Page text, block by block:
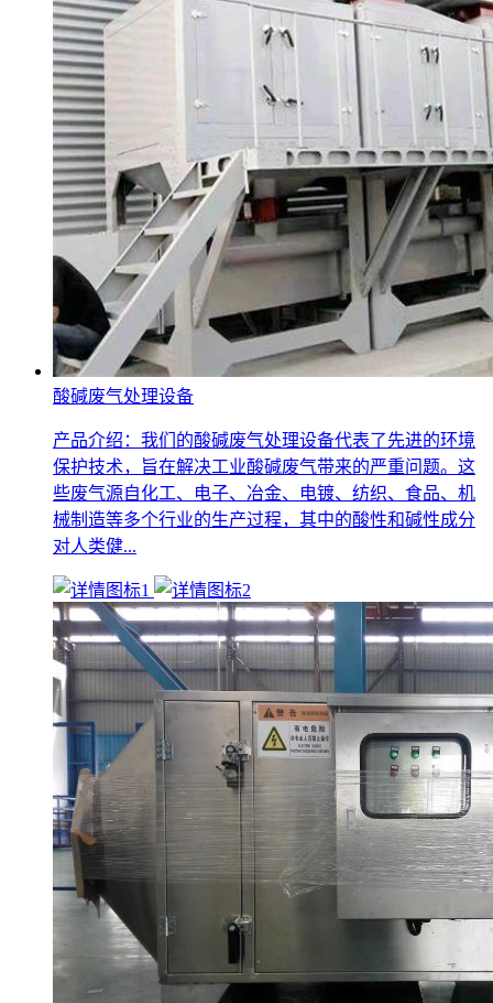
酸碱废气处理设备
产品介绍：我们的酸碱废气处理设备代表了先进的环境
保护技术，旨在解决工业酸碱废气带来的严重问题。这
些废气源自化工、电子、冶金、电镀、纺织、食品、机
械制造等多个行业的生产过程，其中的酸性和碱性成分
对人类健...